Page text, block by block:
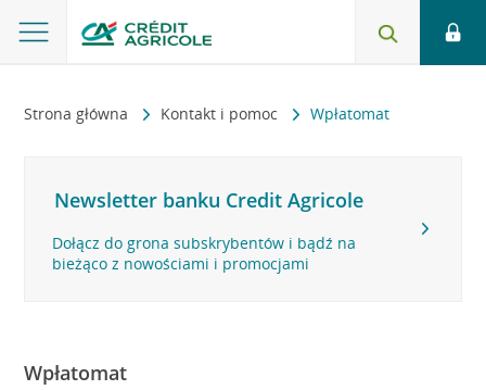
Strona główna Kontakt i pomoc Wpłatomat
Newsletter banku Credit Agricole
Dołącz do grona subskrybentów i bądź na
bieżąco z nowościami i promocjami
Wpłatomat